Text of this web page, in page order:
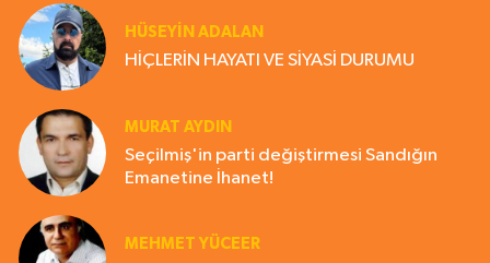
HÜSEYIN ADALAN
HİÇLERİN HAYATI VE SİYASİ DURUMU
MURAT AYDIN
Seçilmiş'in parti değiştirmesi Sandığın
Emanetine İhanet!
MEHMET YÜCEER